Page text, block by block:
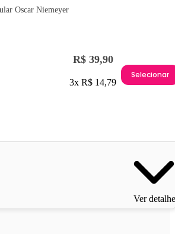
Oscar Niemeyer
R$ 39,90
3x R$ 14,79
Selecionar
Ver